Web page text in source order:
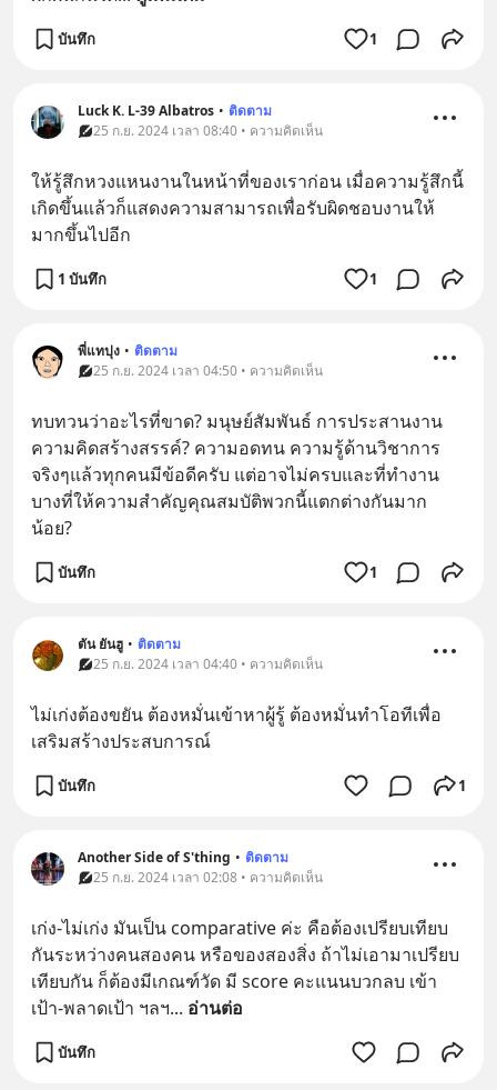
บันทึก 1
Luck K. L-39 Albatros • ติดตาม
25 ก.ย. 2024 เวลา 08:40 • ความคิดเห็น
ให้รู้สึกหวงแหนงานในหน้าที่ของเราก่อน เมื่อความรู้สึกนี้
เกิดขึ้นแล้วก็แสดงความสามารถเพื่อรับผิดชอบงานให้
มากขึ้นไปอีก
1 บันทึก 1
พี่แทปุง • ติดตาม
25 ก.ย. 2024 เวลา 04:50 • ความคิดเห็น
ทบทวนว่าอะไรที่ขาด? มนุษย์สัมพันธ์ การประสานงาน
ความคิดสร้างสรรค์? ความอดทน ความรู้ด้านวิชาการ
จริงๆแล้วทุกคนมีข้อดีครับ แต่อาจไม่ครบและที่ทำงาน
บางที่ให้ความสำคัญคุณสมบัติพวกนี้แตกต่างกันมาก
น้อย?
บันทึก 1
ตัน ยันฮู • ติดตาม
25 ก.ย. 2024 เวลา 04:40 • ความคิดเห็น
ไม่เก่งต้องขยัน ต้องหมั่นเข้าหาผู้รู้ ต้องหมั่นทำโอทีเพื่อ
เสริมสร้างประสบการณ์
บันทึก 1
Another Side of S'thing • ติดตาม
25 ก.ย. 2024 เวลา 02:08 • ความคิดเห็น
เก่ง-ไม่เก่ง มันเป็น comparative ค่ะ คือต้องเปรียบเทียบ
กันระหว่างคนสองคน หรือของสองสิ่ง ถ้าไม่เอามาเปรียบ
เทียบกัน ก็ต้องมีเกณฑ์วัด มี score คะแนนบวกลบ เข้า
เป้า-พลาดเป้า ฯลฯ... อ่านต่อ
บันทึก